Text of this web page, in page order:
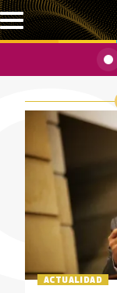
Pasar al contenido
ACTUALIDAD